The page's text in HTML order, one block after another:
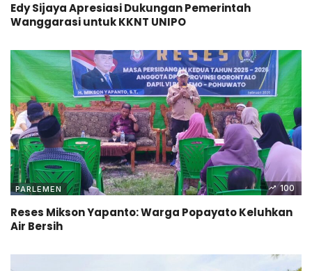
Edy Sijaya Apresiasi Dukungan Pemerintah
Wanggarasi untuk KKNT UNIPO
PARLEMEN 100
Reses Mikson Yapanto: Warga Popayato Keluhkan
Air Bersih